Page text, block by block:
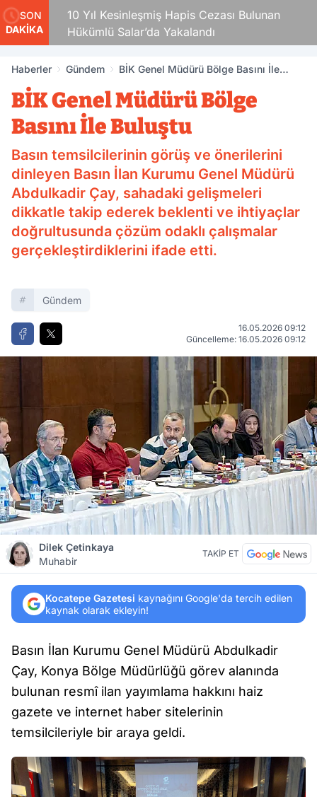
SON
DAKİKA
10 Yıl Kesinleşmiş Hapis Cezası Bulunan
Hükümlü Salar’da Yakalandı
Haberler Gündem
BİK Genel Müdürü Bölge Basını İle
BİK Genel Müdürü Bölge
Basını İle Buluştu
Basın temsilcilerinin görüş ve önerilerini
dinleyen Basın İlan Kurumu Genel Müdürü
Abdulkadir Çay, sahadaki gelişmeleri
dikkatle takip ederek beklenti ve ihtiyaçlar
doğrultusunda çözüm odaklı çalışmalar
gerçekleştirdiklerini ifade etti.
Gündem
16.05.2026 09:12
Güncelleme: 16.05.2026 09:12
Dilek Çetinkaya
Muhabir
TAKİP ET
Kocatepe Gazetesi kaynağını Google'da tercih edilen
kaynak olarak ekleyin!
Basın İlan Kurumu Genel Müdürü Abdulkadir
Çay, Konya Bölge Müdürlüğü görev alanında
bulunan resmî ilan yayımlama hakkını haiz
gazete ve internet haber sitelerinin
temsilcileriyle bir araya geldi.